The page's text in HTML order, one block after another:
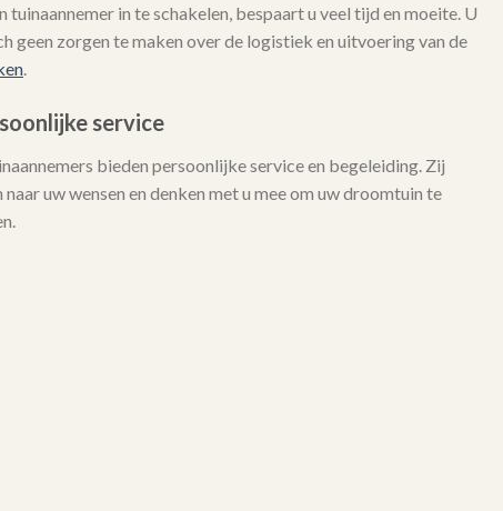
tuinaannemer in te schakelen, bespaart u veel tijd en moeite. U
geen zorgen te maken over de logistiek en uitvoering van de
service
bieden persoonlijke service en begeleiding. Zij
naar uw wensen en denken met u mee om uw droomtuin te